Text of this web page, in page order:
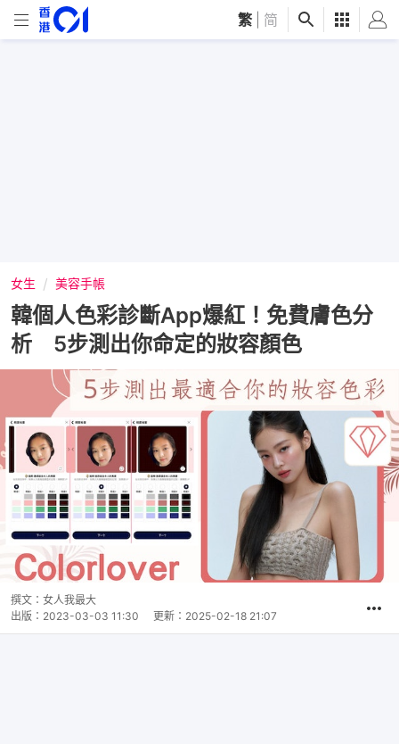
繁 简
女生 美容手帳
韓個人色彩診斷App爆紅！免費膚色分
析 5步測出你命定的妝容顏色
撰文： 女人我最大
出版： 2023-03-03 11:30 更新： 2025-02-18 21:07